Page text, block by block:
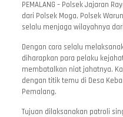
PEMALANG – Polsek Jajaran
dari Polsek Moga, Polsek
selalu menjaga wilayahnya
Dengan cara selalu
diharapkan para pelaku
membatalkan niat jahatnya.
dengan titik temu di Desa
Pemalang.
Tujuan dilaksanakan patroli